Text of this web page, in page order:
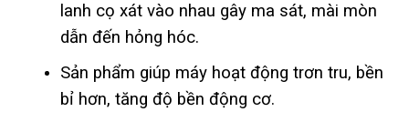
lanh cọ xát vào nhau gây ma sát, mài mòn
dẫn đến hỏng hóc.
Sản phẩm giúp máy hoạt động trơn tru, bền
bỉ hơn, tăng độ bền động cơ.